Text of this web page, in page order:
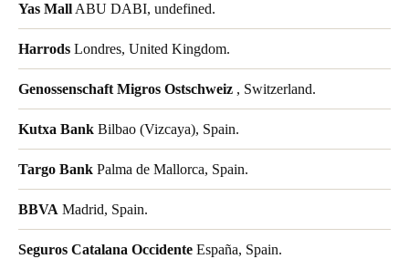
Yas Mall ABU DABI, undefined.
Harrods Londres, United Kingdom.
Genossenschaft Migros Ostschweiz , Switzerland.
Kutxa Bank Bilbao (Vizcaya), Spain.
Targo Bank Palma de Mallorca, Spain.
BBVA Madrid, Spain.
Seguros Catalana Occidente España, Spain.